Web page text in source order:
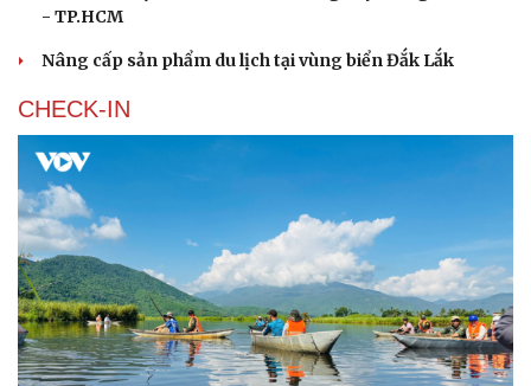
- TP.HCM
Nâng cấp sản phẩm du lịch tại vùng biển Đắk Lắk
CHECK-IN